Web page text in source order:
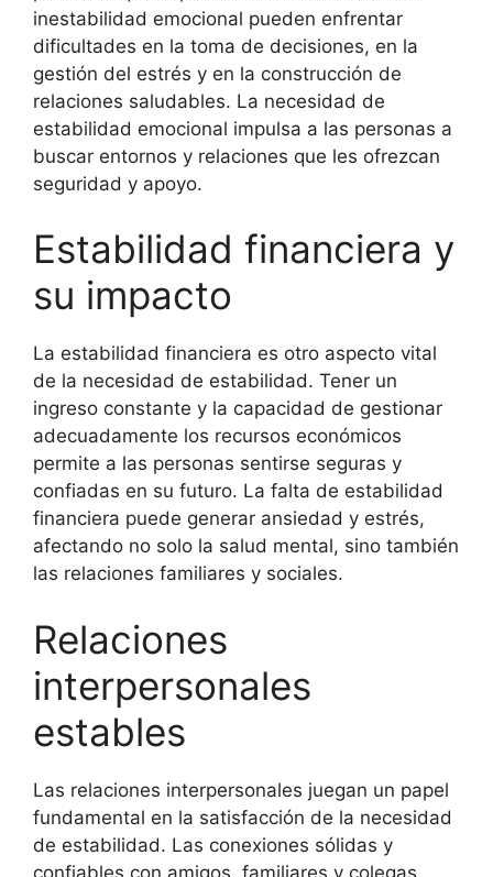
inestabilidad emocional pueden enfrentar
dificultades en la toma de decisiones, en la
gestión del estrés y en la construcción de
relaciones saludables. La necesidad de
estabilidad emocional impulsa a las personas a
buscar entornos y relaciones que les ofrezcan
seguridad y apoyo.
Estabilidad financiera y
su impacto
La estabilidad financiera es otro aspecto vital
de la necesidad de estabilidad. Tener un
ingreso constante y la capacidad de gestionar
adecuadamente los recursos económicos
permite a las personas sentirse seguras y
confiadas en su futuro. La falta de estabilidad
financiera puede generar ansiedad y estrés,
afectando no solo la salud mental, sino también
las relaciones familiares y sociales.
Relaciones
interpersonales
estables
Las relaciones interpersonales juegan un papel
fundamental en la satisfacción de la necesidad
de estabilidad. Las conexiones sólidas y
confiables con amigos, familiares y colegas